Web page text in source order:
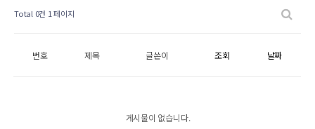
Total 0건 1 페이지
번호 제목 글쓴이 조회 날짜
게시물이 없습니다.